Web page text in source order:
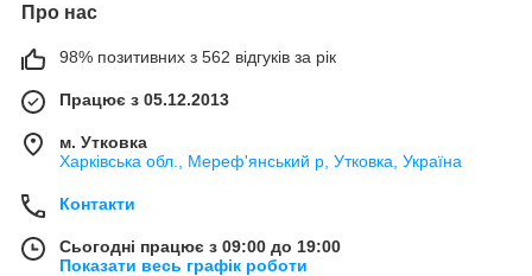
Про нас
98% позитивних з 562 відгуків за рік
Працює з 05.12.2013
м. Утковка
Харківська обл., Мереф'янський р, Утковка, Україна
Контакти
Сьогодні працює з 09:00 до 19:00
Показати весь графік роботи